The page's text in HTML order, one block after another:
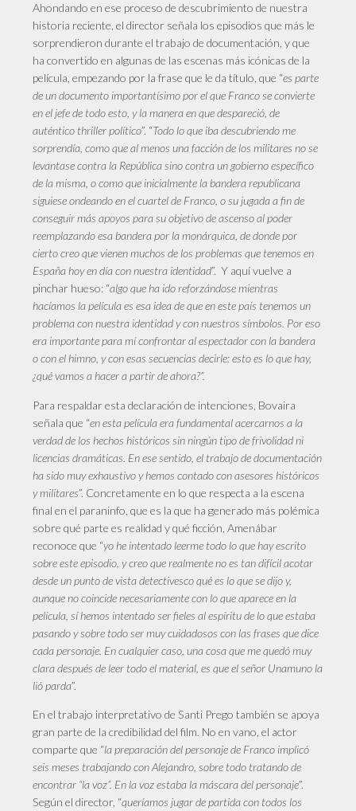
Ahondando en ese proceso de descubrimiento de nuestra
historia reciente, el director señala los episodios que más le
sorprendieron durante el trabajo de documentación, y que
ha convertido en algunas de las escenas más icónicas de la
película, empezando por la frase que le da título, que “es parte
de un documento importantísimo por el que Franco se convierte
en el jefe de todo esto, y la manera en que despareció, de
auténtico thriller político”. “Todo lo que iba descubriendo me
sorprendía, como que al menos una facción de los militares no se
levantase contra la República sino contra un gobierno específico
de la misma, o como que inicialmente la bandera republicana
siguiese ondeando en el cuartel de Franco, o su jugada a fin de
conseguir más apoyos para su objetivo de ascenso al poder
reemplazando esa bandera por la monárquica, de donde por
cierto creo que vienen muchos de los problemas que tenemos en
España hoy en día con nuestra identidad”. Y aquí vuelve a
pinchar hueso: “algo que ha ido reforzándose mientras
hacíamos la película es esa idea de que en este país tenemos un
problema con nuestra identidad y con nuestros símbolos. Por eso
era importante para mí confrontar al espectador con la bandera
o con el himno, y con esas secuencias decirle: esto es lo que hay,
¿qué vamos a hacer a partir de ahora?”.
Para respaldar esta declaración de intenciones, Bovaira
señala que “en esta película era fundamental acercarnos a la
verdad de los hechos históricos sin ningún tipo de frivolidad ni
licencias dramáticas. En ese sentido, el trabajo de documentación
ha sido muy exhaustivo y hemos contado con asesores históricos
y militares”. Concretamente en lo que respecta a la escena
final en el paraninfo, que es la que ha generado más polémica
sobre qué parte es realidad y qué ficción, Amenábar
reconoce que “yo he intentado leerme todo lo que hay escrito
sobre este episodio, y creo que realmente no es tan difícil acotar
desde un punto de vista detectivesco qué es lo que se dijo y,
aunque no coincide necesariamente con lo que aparece en la
película, sí hemos intentado ser fieles al espíritu de lo que estaba
pasando y sobre todo ser muy cuidadosos con las frases que dice
cada personaje. En cualquier caso, una cosa que me quedó muy
clara después de leer todo el material, es que el señor Unamuno la
lió parda”.
En el trabajo interpretativo de Santi Prego también se apoya
gran parte de la credibilidad del film. No en vano, el actor
comparte que “la preparación del personaje de Franco implicó
seis meses trabajando con Alejandro, sobre todo tratando de
encontrar “la voz”. En la voz estaba la máscara del personaje”.
Según el director, “queríamos jugar de partida con todos los